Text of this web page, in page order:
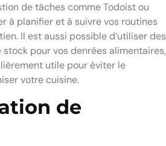
de tâches comme Todoist ou
à planifier et à suivre vos routines
Il est aussi possible d’utiliser des
pour vos denrées alimentaires,
utile pour éviter le
votre cuisine.
de